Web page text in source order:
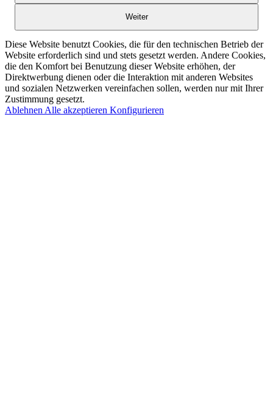
Weiter
Diese Website benutzt Cookies, die für den technischen Betrieb der
Website erforderlich sind und stets gesetzt werden. Andere Cookies,
die den Komfort bei Benutzung dieser Website erhöhen, der
Direktwerbung dienen oder die Interaktion mit anderen Websites
und sozialen Netzwerken vereinfachen sollen, werden nur mit Ihrer
Zustimmung gesetzt.
Ablehnen Alle akzeptieren Konfigurieren